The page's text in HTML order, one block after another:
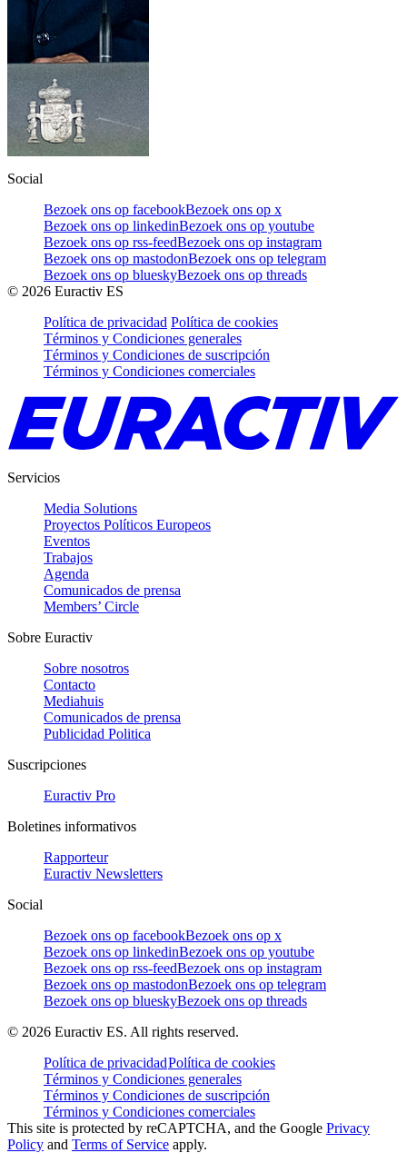
Social
Bezoek ons op facebookBezoek ons op x
Bezoek ons op linkedinBezoek ons op youtube
Bezoek ons op rss-feedBezoek ons op instagram
Bezoek ons op mastodonBezoek ons op telegram
Bezoek ons op blueskyBezoek ons op threads
© 2026 Euractiv ES
Política de privacidad Política de cookies
Términos y Condiciones generales
Términos y Condiciones de suscripción
Términos y Condiciones comerciales
Servicios
Media Solutions
Proyectos Políticos Europeos
Eventos
Trabajos
Agenda
Comunicados de prensa
Members’ Circle
Sobre Euractiv
Sobre nosotros
Contacto
Mediahuis
Comunicados de prensa
Publicidad Politica
Suscripciones
Euractiv Pro
Boletines informativos
Rapporteur
Euractiv Newsletters
Social
Bezoek ons op facebookBezoek ons op x
Bezoek ons op linkedinBezoek ons op youtube
Bezoek ons op rss-feedBezoek ons op instagram
Bezoek ons op mastodonBezoek ons op telegram
Bezoek ons op blueskyBezoek ons op threads
© 2026 Euractiv ES. All rights reserved.
Política de privacidadPolítica de cookies
Términos y Condiciones generales
Términos y Condiciones de suscripción
Términos y Condiciones comerciales
This site is protected by reCAPTCHA, and the Google Privacy
Policy and Terms of Service apply.